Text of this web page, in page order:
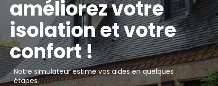
améliorez votre
isolation et votre
confort !
Notre simulateur estime vos aides en quelques
étapes.